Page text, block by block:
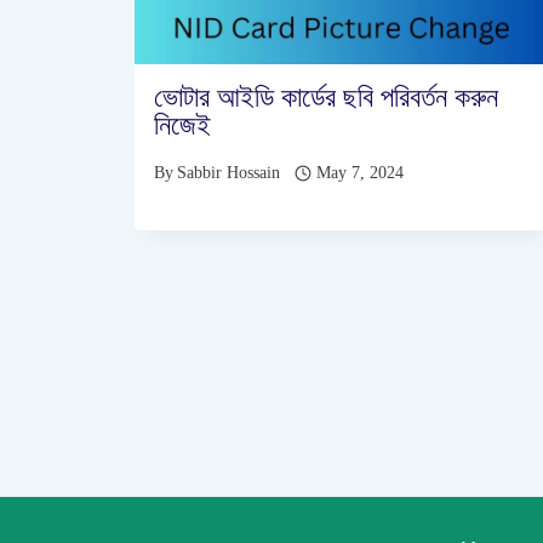
ভোটার আইডি কার্ডের ছবি পরিবর্তন করুন
নিজেই
By Sabbir Hossain May 7, 2024